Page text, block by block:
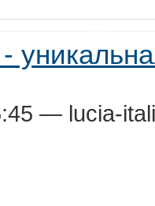
— lucia-